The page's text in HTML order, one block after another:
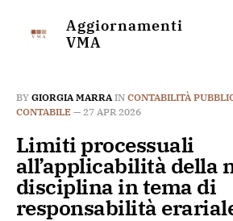
Aggiornamenti
VMA
BY GIORGIA MARRAIN CONTABILITÀ
CONTABILE — 27 APR 2026
Limiti processuali
all’applicabilità della
disciplina in tema di
responsabilità